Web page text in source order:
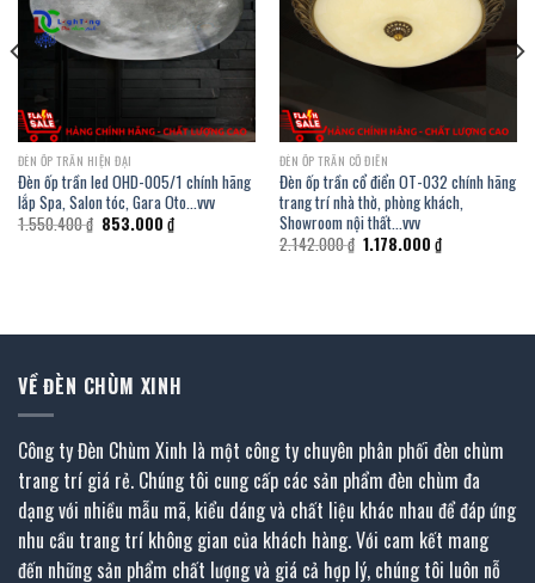
ĐÈN ỐP TRẦN HIỆN ĐẠI
Đèn ốp trần led OHD-005/1 chính hãng
lắp Spa, Salon tóc, Gara Oto…vvv
1.550.400₫ Giá
gốc
853.000 ₫Giá
hiện
ĐÈN ỐP TRẦN CỔ ĐIỂN
Đèn ốp trần cổ điển OT-032 chính hãng
trang trí nhà thờ, phòng khách,
Showroom nội thất…vvv
2.142.000₫ Giá
gốc
1.178.000 ₫Giá
hiện
VỀ ĐÈN CHÙM XINH
Công ty Đèn Chùm Xinh là một công ty chuyên phân phối đèn chùm
trang trí giá rẻ. Chúng tôi cung cấp các sản phẩm đèn chùm đa
dạng với nhiều mẫu mã, kiểu dáng và chất liệu khác nhau để đáp ứng
nhu cầu trang trí không gian của khách hàng. Với cam kết mang
đến những sản phẩm chất lượng và giá cả hợp lý, chúng tôi luôn nỗ